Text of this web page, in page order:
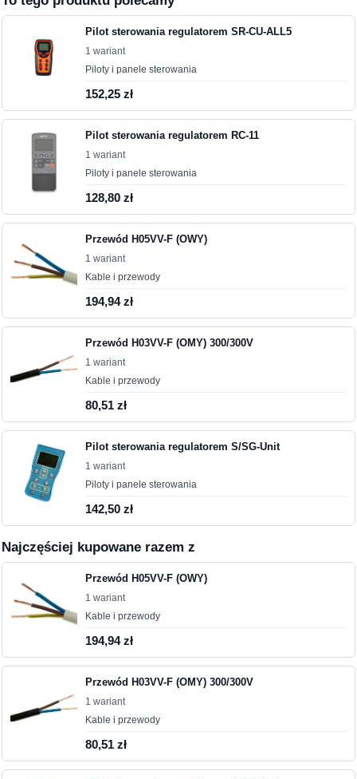
Pilot sterowania regulatorem SR-CU-ALL5
1 wariant
Piloty i panele sterowania
152,25 zł
Pilot sterowania regulatorem RC-11
1 wariant
Piloty i panele sterowania
128,80 zł
Przewód H05VV-F (OWY)
1 wariant
Kable i przewody
194,94 zł
Przewód H03VV-F (OMY) 300/300V
1 wariant
Kable i przewody
80,51 zł
Pilot sterowania regulatorem S/SG-Unit
1 wariant
Piloty i panele sterowania
142,50 zł
Najczęściej kupowane razem z
Przewód H05VV-F (OWY)
1 wariant
Kable i przewody
194,94 zł
Przewód H03VV-F (OMY) 300/300V
1 wariant
Kable i przewody
80,51 zł